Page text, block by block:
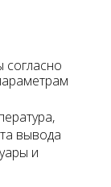
вывода
и